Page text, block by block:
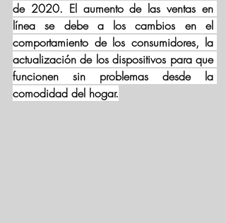
de 2020. El aumento de las ventas en
línea se debe a los cambios en el
comportamiento de los consumidores, la
actualización de los dispositivos para que
funcionen sin problemas desde la
comodidad del hogar.